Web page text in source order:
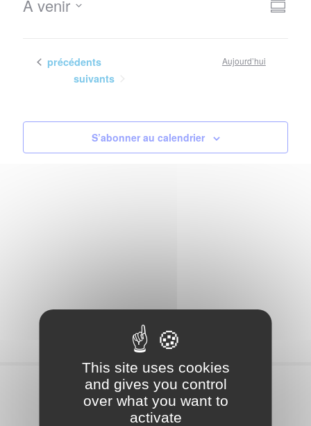
À venir
Évènements
précédents Aujourd’hui
Évènements
suivants
S’abonner au calendrier
Partagez
This site uses cookies
and gives you control
over what you want to
activate